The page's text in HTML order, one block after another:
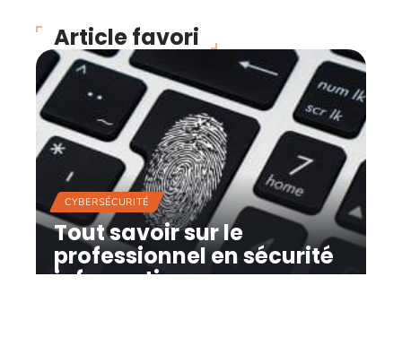
Article favori
CYBERSÉCURITÉ
Tout savoir sur le
professionnel en sécurité
informatique